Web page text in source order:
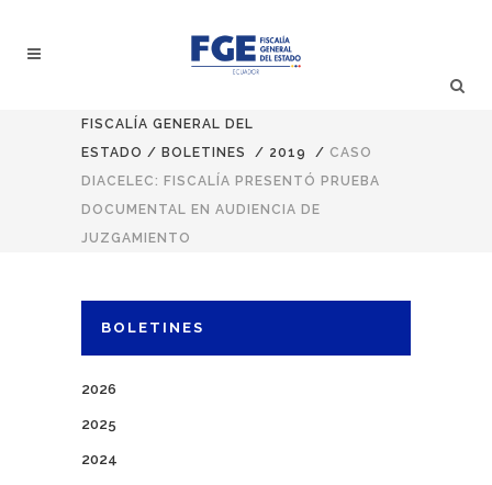
FISCALÍA GENERAL DEL
ESTADO / BOLETINES / 2019 / CASO
DIACELEC: FISCALÍA PRESENTÓ PRUEBA
DOCUMENTAL EN AUDIENCIA DE
JUZGAMIENTO
BOLETINES
2026
2025
2024